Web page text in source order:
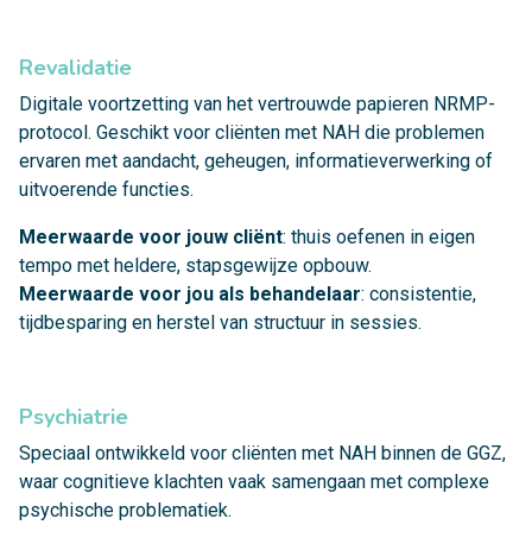
Revalidatie
Digitale voortzetting van het vertrouwde papieren NRMP-
protocol. Geschikt voor cliënten met NAH die problemen
ervaren met aandacht, geheugen, informatieverwerking of
uitvoerende functies.
Meerwaarde voor jouw cliënt: thuis oefenen in eigen
tempo met heldere, stapsgewijze opbouw.
Meerwaarde voor jou als behandelaar: consistentie,
tijdbesparing en herstel van structuur in sessies.
Psychiatrie
Speciaal ontwikkeld voor cliënten met NAH binnen de GGZ,
waar cognitieve klachten vaak samengaan met complexe
psychische problematiek.